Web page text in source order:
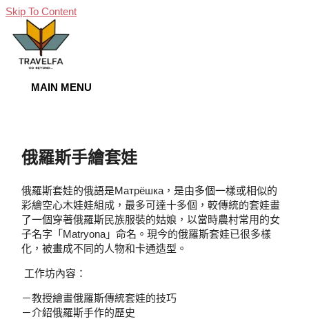
Skip To Content
MAIN MENU
俄羅斯手繪套娃
俄羅斯套娃的俄語是матрёшка，是由多個一樣或相似的
彩繪空心木娃娃組成，最多可達十多個，較傳統的套娃畫
了一個穿著俄羅斯民族服裝的姑娘，以當時農村常用的女
子名字「Matryona」命名。現今的俄羅斯套娃已很多樣
化，被畫成不同的人物和卡通造型。
工作坊內容：
－教授繪畫俄羅斯傳統套娃的技巧
－介紹俄羅斯手作的歷史